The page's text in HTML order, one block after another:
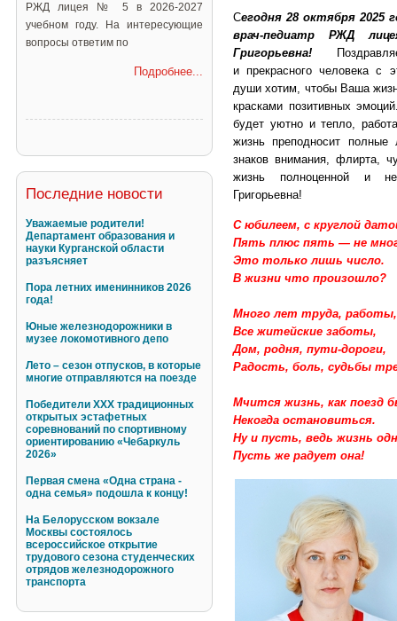
РЖД лицея № 5 в 2026-2027
учебном году. На интересующие
вопросы ответим по
Подробнее...
Последние новости
Уважаемые родители!
Департамент образования и
науки Курганской области
разъясняет
Пора летних именинников 2026
года!
Юные железнодорожники в
музее локомотивного депо
Лето – сезон отпусков, в которые
многие отправляются на поезде
Победители XXX традиционных
открытых эстафетных
соревнований по спортивному
ориентированию «Чебаркуль
2026»
Первая смена «Одна страна -
одна семья» подошла к концу!
На Белорусском вокзале
Москвы состоялось
всероссийское открытие
трудового сезона студенческих
отрядов железнодорожного
транспорта
Сегодня 28 октября 2025
врач-педиатр РЖД
Григорьевна!
и прекрасного человека с
души хотим, чтобы Ваша
красками позитивных
будет уютно и тепло,
жизнь преподносит
знаков внимания, флирта,
жизнь полноценной и
Григорьевна!
С юбилеем, с круглой
Пять плюс пять — не
Это только лишь число.
В жизни что произошло?
Много лет труда, работы,
Все житейские заботы,
Дом, родня, пути-дороги,
Радость, боль, судьбы
Мчится жизнь, как поезд
Некогда остановиться.
Ну и пусть, ведь жизнь
Пусть же радует она!